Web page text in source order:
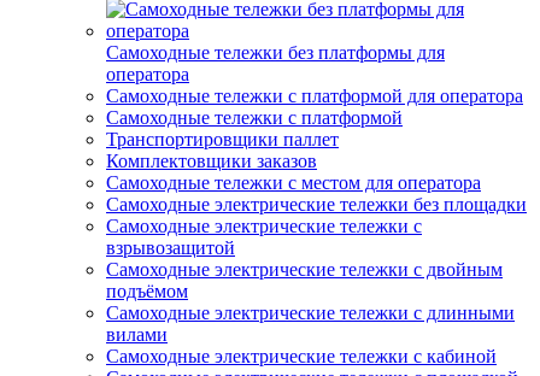
Самоходные тележки без платформы для
оператора
Самоходные тележки с платформой для оператора
Самоходные тележки с платформой
Транспортировщики паллет
Комплектовщики заказов
Самоходные тележки с местом для оператора
Самоходные электрические тележки без площадки
Самоходные электрические тележки с
взрывозащитой
Самоходные электрические тележки с двойным
подъёмом
Самоходные электрические тележки с длинными
вилами
Самоходные электрические тележки с кабиной